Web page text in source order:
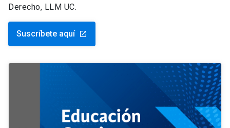
Derecho, LLM UC.
Suscríbete aquí launch